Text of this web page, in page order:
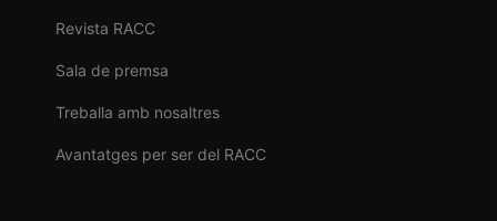
Revista RACC
Sala de premsa
Treballa amb nosaltres
Avantatges per ser del RACC